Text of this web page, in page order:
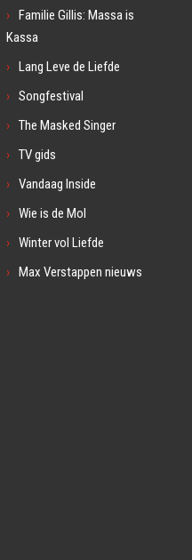
Familie Gillis: Massa is
Kassa
Lang Leve de Liefde
Songfestival
The Masked Singer
TV gids
Vandaag Inside
Wie is de Mol
Winter vol Liefde
Max Verstappen nieuws